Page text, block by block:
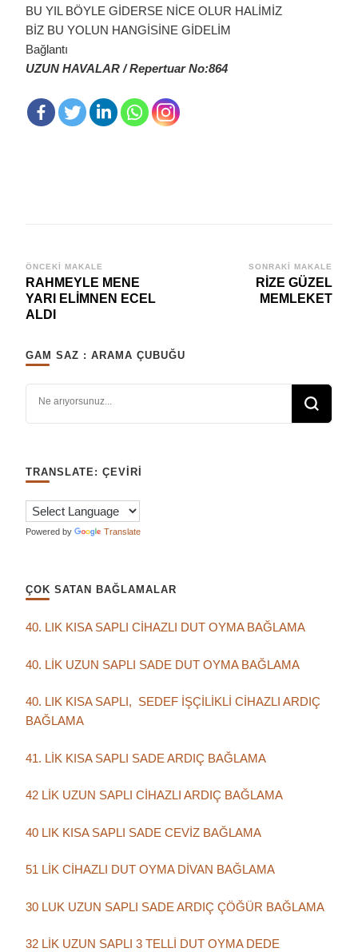
BU YIL BÖYLE GİDERSE NİCE OLUR HALİMİZ
BİZ BU YOLUN HANGİSİNE GİDELİM
Bağlantı
UZUN HAVALAR / Repertuar No:864
Yazı
dolaşımı
ÖNCEKI MAKALE
RAHMEYLE MENE
YARI ELİMNEN ECEL
ALDI
SONRAKI MAKALE
RİZE GÜZEL
MEMLEKET
GAM SAZ : ARAMA ÇUBUĞU
TRANSLATE: ÇEVIRI
Powered by Translate
ÇOK SATAN BAĞLAMALAR
40. LIK KISA SAPLI CİHAZLI DUT OYMA BAĞLAMA
40. LİK UZUN SAPLI SADE DUT OYMA BAĞLAMA
40. LIK KISA SAPLI, SEDEF İŞÇİLİKLİ CİHAZLI ARDIÇ
BAĞLAMA
41. LİK KISA SAPLI SADE ARDIÇ BAĞLAMA
42 LİK UZUN SAPLI CİHAZLI ARDIÇ BAĞLAMA
40 LIK KISA SAPLI SADE CEVİZ BAĞLAMA
51 LİK CİHAZLI DUT OYMA DİVAN BAĞLAMA
30 LUK UZUN SAPLI SADE ARDIÇ ÇÖĞÜR BAĞLAMA
32 LİK UZUN SAPLI 3 TELLİ DUT OYMA DEDE